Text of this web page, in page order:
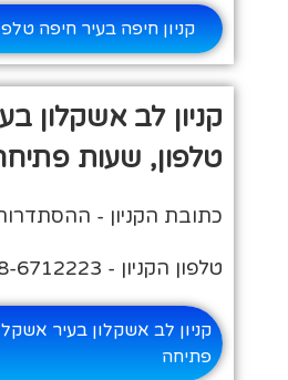
קניון חיפה בעיר חיפה
קניון לב אשקלון
טלפון, שעות
כתובת הקניון - ההסתדרות 40,
טלפון הקניון - 08-6712223
קניון לב אשקלון בעיר
פתיחה